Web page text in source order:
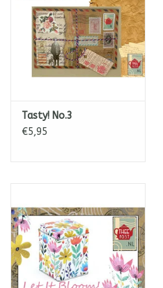
Tasty! No.3
€5,95